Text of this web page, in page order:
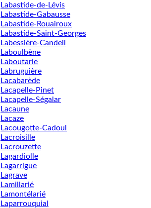
Labastide-de-Lévis
Labastide-Gabausse
Labastide-Rouairoux
Labastide-Saint-Georges
Labessière-Candeil
Laboulbène
Laboutarie
Labruguière
Lacabarède
Lacapelle-Pinet
Lacapelle-Ségalar
Lacaune
Lacaze
Lacougotte-Cadoul
Lacroisille
Lacrouzette
Lagardiolle
Lagarrigue
Lagrave
Lamillarié
Lamontélarié
Laparrouquial